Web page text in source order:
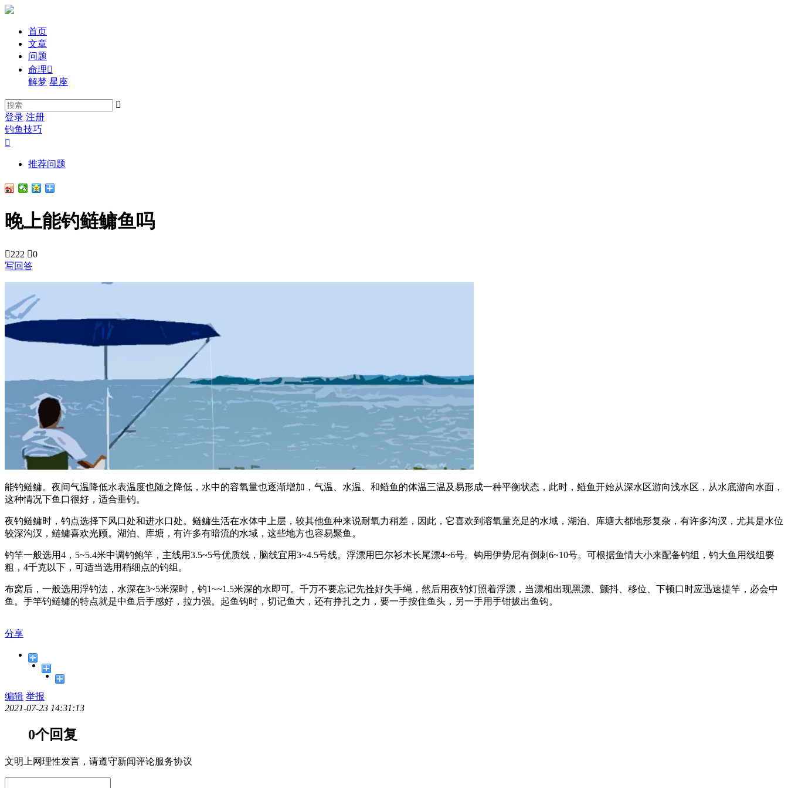
首页
文章
问题
命理
解梦 星座

登录 注册
钓鱼技巧

推荐问题
晚上能钓鲢鳙鱼吗
222 0
写回答
能钓鲢鳙。夜间气温降低水表温度也随之降低，水中的容氧量也逐渐增加，气温、水温、和鲢鱼的体温三温及易形成一种平衡状态，此时，鲢鱼开始从深水区游向浅水区，从水底游向水面，
这种情况下鱼口很好，适合垂钓。
夜钓鲢鳙时，钓点选择下风口处和进水口处。鲢鳙生活在水体中上层，较其他鱼种来说耐氧力稍差，因此，它喜欢到溶氧量充足的水域，湖泊、库塘大都地形复杂，有许多沟汊，尤其是水位
较深沟汊，鲢鳙喜欢光顾。湖泊、库塘，有许多有暗流的水域，这些地方也容易聚鱼。
钓竿一般选用4，5~5.4米中调钓鲍竿，主线用3.5~5号优质线，脑线宜用3~4.5号线。浮漂用巴尔衫木长尾漂4~6号。钩用伊势尼有倒刺6~10号。可根据鱼情大小来配备钓组，钓大鱼用线组要
粗，4千克以下，可适当选用稍细点的钓组。
布窝后，一般选用浮钓法，水深在3~5米深时，钓1~~1.5米深的水即可。千万不要忘记先拴好失手绳，然后用夜钓灯照着浮漂，当漂相出现黑漂、颤抖、移位、下顿口时应迅速提竿，必会中
鱼。手竿钓鲢鳙的特点就是中鱼后手感好，拉力强。起鱼钩时，切记鱼大，还有挣扎之力，要一手按住鱼头，另一手用手钳拔出鱼钩。
分享
编辑 举报
2021-07-23 14:31:13
0个回复
文明上网理性发言，请遵守新闻评论服务协议